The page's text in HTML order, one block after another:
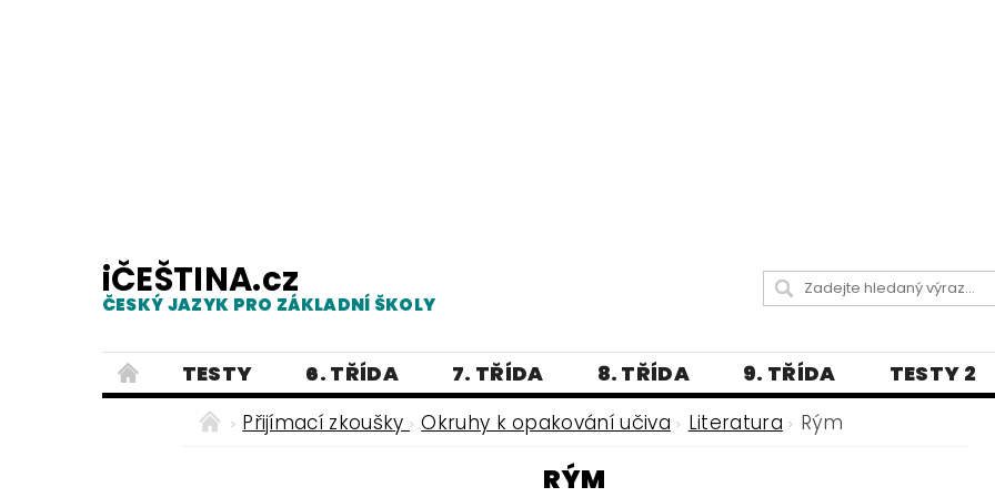
iČEŠTINA.cz
ČESKÝ JAZYK PRO ZÁKLADNÍ ŠKOLY
TESTY 6. TŘÍDA 7. TŘÍDA 8. TŘÍDA 9. TŘÍDA TESTY 2
PRAVOPIS
PRACOVNÍ LISTY LITERATURA JAZYKOVĚDNÝ
Přijímací zkoušky Okruhy k opakování učiva Literatura Rým
RÝM